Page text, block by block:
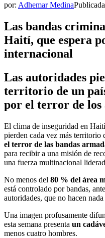
por: Adhemar Medina
Las bandas
Haití, que espera
internacional
Las autoridades
territorio de un
por el terror de los
El clima de inseguridad en
pierden cada vez más territorio
el terror de las bandas
para recibir a una misión de
una fuerza multinacional
No menos del 80 % del área
está controlado por bandas,
autoridades, que no hacen
Una imagen profusamente
esta semana presenta un
menos cuatro hombres.